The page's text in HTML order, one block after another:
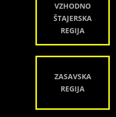
VZHODNO
ŠTAJERSKA
REGIJA
ZASAVSKA
REGIJA